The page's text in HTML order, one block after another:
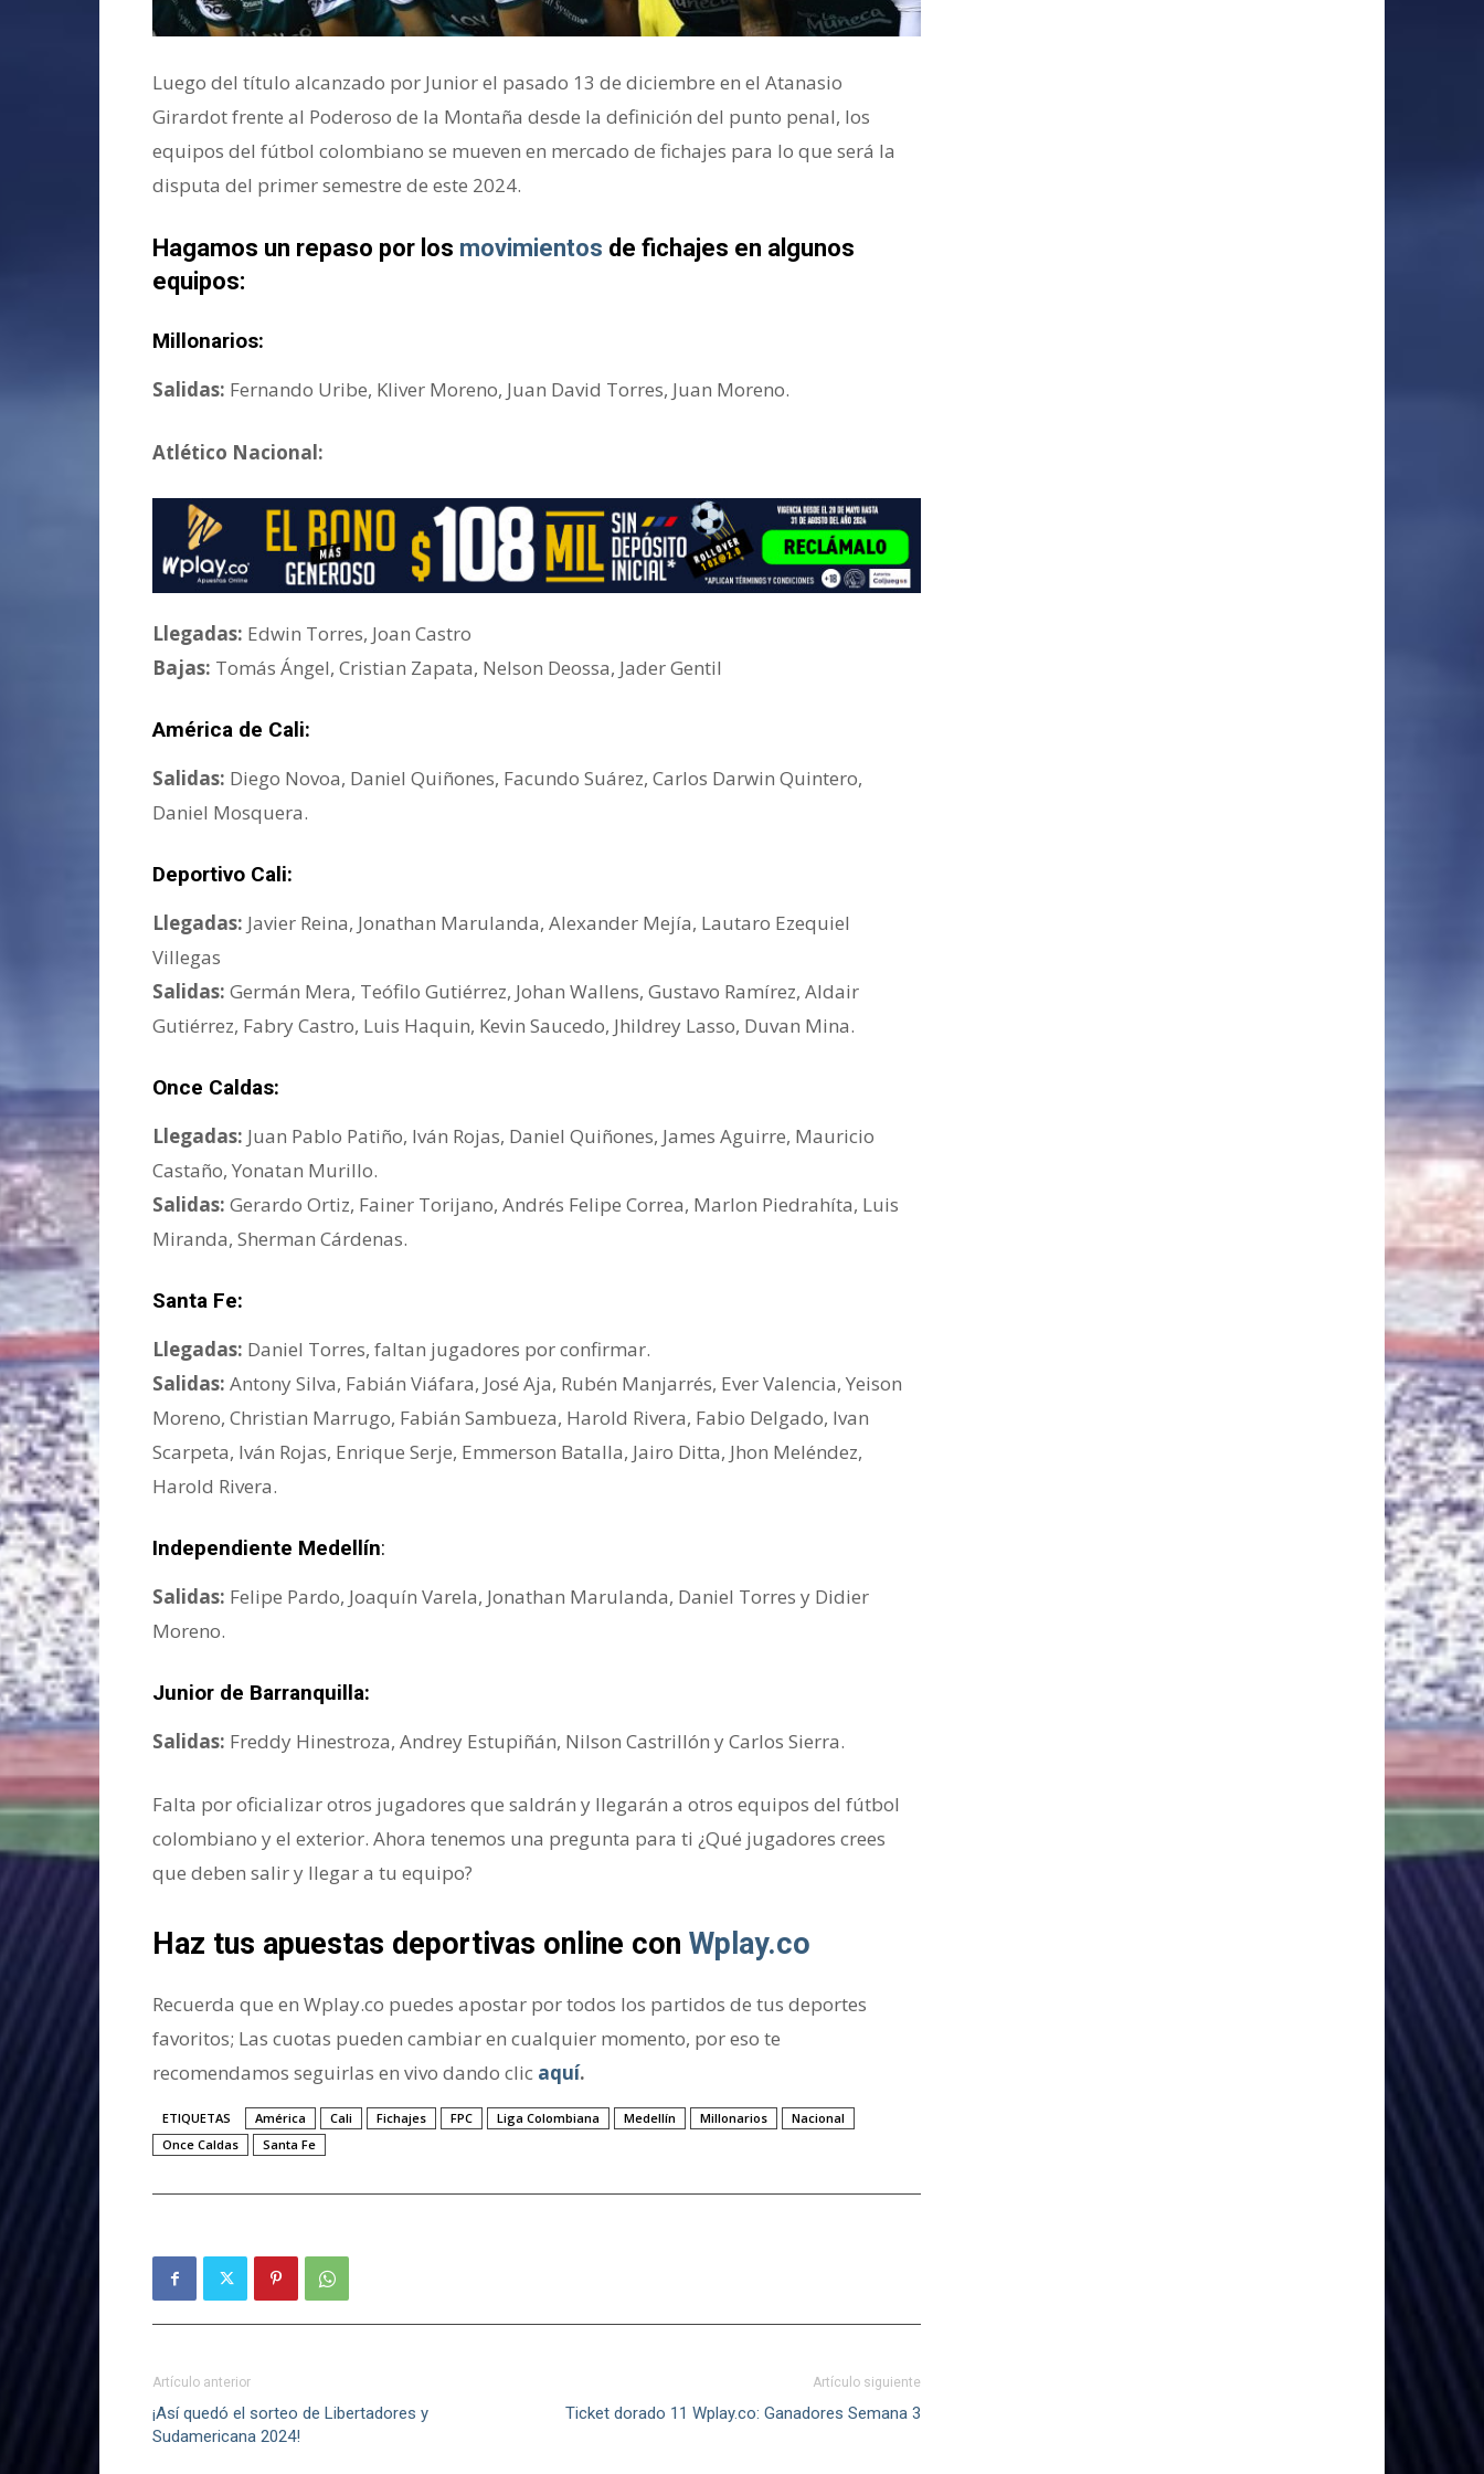
Luego del título alcanzado por Junior el pasado 13 de diciembre en el Atanasio
Girardot frente al Poderoso de la Montaña desde la definición del punto penal, los
equipos del fútbol colombiano se mueven en mercado de fichajes para lo que será la
disputa del primer semestre de este 2024.
Hagamos un repaso por los movimientos de fichajes en algunos
equipos:
Millonarios:
Salidas: Fernando Uribe, Kliver Moreno, Juan David Torres, Juan Moreno.
Atlético Nacional:
Llegadas: Edwin Torres, Joan Castro
Bajas: Tomás Ángel, Cristian Zapata, Nelson Deossa, Jader Gentil
América de Cali:
Salidas: Diego Novoa, Daniel Quiñones, Facundo Suárez, Carlos Darwin Quintero,
Daniel Mosquera.
Deportivo Cali:
Llegadas: Javier Reina, Jonathan Marulanda, Alexander Mejía, Lautaro Ezequiel
Villegas
Salidas: Germán Mera, Teófilo Gutiérrez, Johan Wallens, Gustavo Ramírez, Aldair
Gutiérrez, Fabry Castro, Luis Haquin, Kevin Saucedo, Jhildrey Lasso, Duvan Mina.
Once Caldas:
Llegadas: Juan Pablo Patiño, Iván Rojas, Daniel Quiñones, James Aguirre, Mauricio
Castaño, Yonatan Murillo.
Salidas: Gerardo Ortiz, Fainer Torijano, Andrés Felipe Correa, Marlon Piedrahíta, Luis
Miranda, Sherman Cárdenas.
Santa Fe:
Llegadas: Daniel Torres, faltan jugadores por confirmar.
Salidas: Antony Silva, Fabián Viáfara, José Aja, Rubén Manjarrés, Ever Valencia, Yeison
Moreno, Christian Marrugo, Fabián Sambueza, Harold Rivera, Fabio Delgado, Ivan
Scarpeta, Iván Rojas, Enrique Serje, Emmerson Batalla, Jairo Ditta, Jhon Meléndez,
Harold Rivera.
Independiente Medellín:
Salidas: Felipe Pardo, Joaquín Varela, Jonathan Marulanda, Daniel Torres y Didier
Moreno.
Junior de Barranquilla:
Salidas: Freddy Hinestroza, Andrey Estupiñán, Nilson Castrillón y Carlos Sierra.
Falta por oficializar otros jugadores que saldrán y llegarán a otros equipos del fútbol
colombiano y el exterior. Ahora tenemos una pregunta para ti ¿Qué jugadores crees
que deben salir y llegar a tu equipo?
Haz tus apuestas deportivas online con Wplay.co
Recuerda que en Wplay.co puedes apostar por todos los partidos de tus deportes
favoritos; Las cuotas pueden cambiar en cualquier momento, por eso te
recomendamos seguirlas en vivo dando clic aquí.
ETIQUETAS América Cali Fichajes FPC Liga Colombiana Medellín Millonarios
Nacional
Once Caldas
Santa Fe
Artículo anterior
¡Así quedó el sorteo de Libertadores y
Sudamericana 2024!
Artículo siguiente
Ticket dorado 11 Wplay.co: Ganadores Semana 3